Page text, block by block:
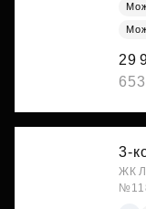
29
3-
ЖК